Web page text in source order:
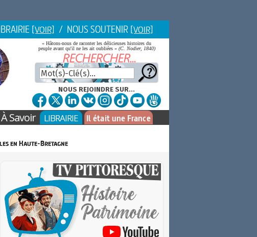
[VOIR] / NOUS SOUTENIR [VOIR]
« Hâtons-nous de raconter les délicieuses histoires du
peuple avant qu'il ne les ait oubliées » (C. Nodier, 1840)
NOUS REJOINDRE SUR...
À Savoir LIBRAIRIE Il était une France
en Haute-Bretagne